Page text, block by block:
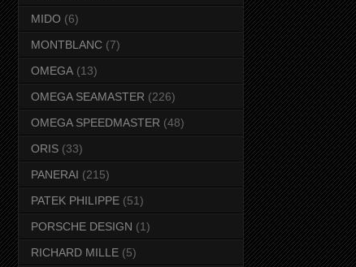
MIDO (6)
MONTBLANC (7)
OMEGA (13)
OMEGA SEAMASTER (226)
OMEGA SPEEDMASTER (48)
ORIS (33)
PANERAI (215)
PATEK PHILIPPE (51)
PORSCHE DESIGN (1)
RICHARD MILLE (5)